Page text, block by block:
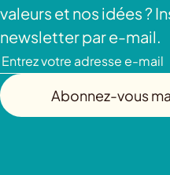
valeurs et nos idées ?
newsletter par e-mail.
Abonnez-vous